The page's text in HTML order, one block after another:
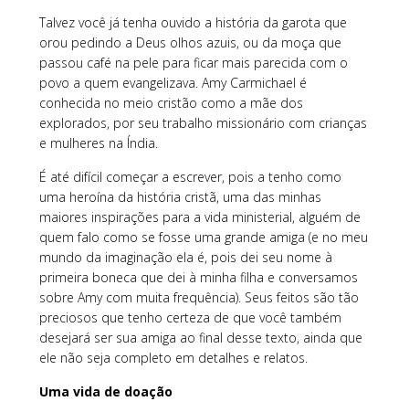
Talvez você já tenha ouvido a história da garota que
orou pedindo a Deus olhos azuis, ou da moça que
passou café na pele para ficar mais parecida com o
povo a quem evangelizava. Amy Carmichael é
conhecida no meio cristão como a mãe dos
explorados, por seu trabalho missionário com crianças
e mulheres na Índia.
É até difícil começar a escrever, pois a tenho como
uma heroína da história cristã, uma das minhas
maiores inspirações para a vida ministerial, alguém de
quem falo como se fosse uma grande amiga (e no meu
mundo da imaginação ela é, pois dei seu nome à
primeira boneca que dei à minha filha e conversamos
sobre Amy com muita frequência). Seus feitos são tão
preciosos que tenho certeza de que você também
desejará ser sua amiga ao final desse texto, ainda que
ele não seja completo em detalhes e relatos.
Uma vida de doação